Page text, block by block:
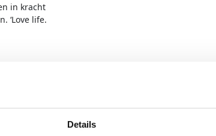
Details
in kracht
‘Love life.
editie
in de
met de